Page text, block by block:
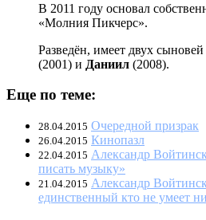
В 2011 году основал
«Молния Пикчерс».
Разведён, имеет двух
(2001) и Даниил (2008).
Еще по теме:
28.04.2015 Очередной призрак
26.04.2015 Кинопазл
22.04.2015 Александр
писать музыку»
21.04.2015 Александр
единственный кто не умеет